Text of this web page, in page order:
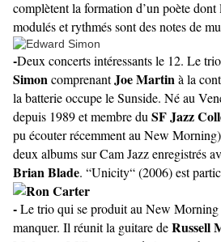
complètent la formation d’un poète dont
modulés et rythmés sont des notes de
-Deux concerts intéressants le 12. Le
SimoncomprenantJoe Martinà la
la batterie occupe le Sunside. Né au
depuis 1989 et membre du SF Jazz
pu écouter récemment au New
deux albums sur Cam Jazz enregistrés
Brian Blade. “Unicity“ (2006) est
-Le trio qui se produit au New Morning
manquer. Il réunit la guitare deRussell